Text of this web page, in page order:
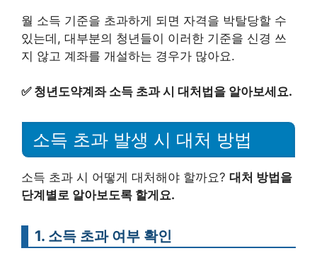
월 소득 기준을 초과하게 되면 자격을 박탈당할 수
있는데, 대부분의 청년들이 이러한 기준을 신경 쓰
지 않고 계좌를 개설하는 경우가 많아요.
✅ 청년도약계좌 소득 초과 시 대처법을 알아보세요.
소득 초과 발생 시 대처 방법
소득 초과 시 어떻게 대처해야 할까요? 대처 방법을
단계별로 알아보도록 할게요.
1. 소득 초과 여부 확인